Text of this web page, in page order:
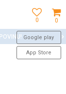
0
0
Google play
App Store